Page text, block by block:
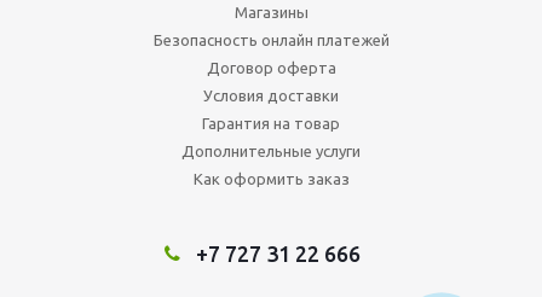
Магазины
Безопасность онлайн платежей
Договор оферта
Условия доставки
Гарантия на товар
Дополнительные услуги
Как оформить заказ
+7 727 31 22 666